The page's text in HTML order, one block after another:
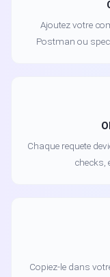
Ajoutez votre
Postman ou
Chaque requete
checks,
Copiez-le dans